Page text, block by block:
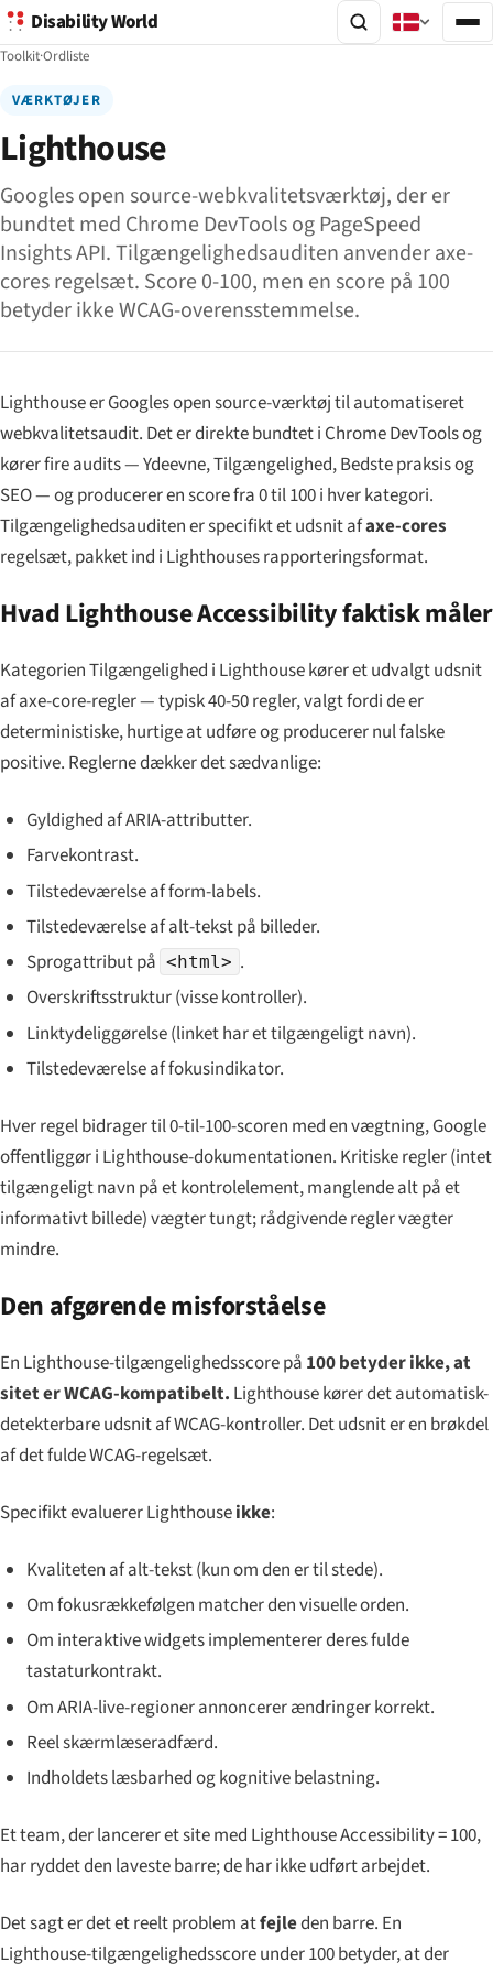
Disability World
Toolkit·Ordliste
VÆRKTØJER
Lighthouse
Googles open source-webkvalitetsværktøj, der er
bundtet med Chrome DevTools og PageSpeed
Insights API. Tilgængelighedsauditen anvender axe-
cores regelsæt. Score 0-100, men en score på 100
betyder ikke WCAG-overensstemmelse.
Lighthouse er Googles open source-værktøj til automatiseret
webkvalitetsaudit. Det er direkte bundtet i Chrome DevTools og
kører fire audits — Ydeevne, Tilgængelighed, Bedste praksis og
SEO — og producerer en score fra 0 til 100 i hver kategori.
Tilgængelighedsauditen er specifikt et udsnit afaxe-cores
regelsæt, pakket ind i Lighthouses rapporteringsformat.
Hvad Lighthouse Accessibility faktisk måler
Kategorien Tilgængelighed i Lighthouse kører et udvalgt udsnit
af axe-core-regler — typisk 40-50 regler, valgt fordi de er
deterministiske, hurtige at udføre og producerer nul falske
positive. Reglerne dækker det sædvanlige:
Gyldighed af ARIA-attributter.
Farvekontrast.
Tilstedeværelse af form-labels.
Tilstedeværelse af alt-tekst på billeder.
Sprogattribut på <html> .
Overskriftsstruktur (visse kontroller).
Linktydeliggørelse (linket har et tilgængeligt navn).
Tilstedeværelse af fokusindikator.
Hver regel bidrager til 0-til-100-scoren med en vægtning, Google
offentliggør i Lighthouse-dokumentationen. Kritiske regler (intet
tilgængeligt navn på et kontrolelement, manglende alt på et
informativt billede) vægter tungt; rådgivende regler vægter
mindre.
Den afgørende misforståelse
En Lighthouse-tilgængelighedsscore på 100 betyder ikke, at
sitet er WCAG-kompatibelt. Lighthouse kører detautomatisk-
detekterbareudsnit af WCAG-kontroller. Det udsnit er en brøkdel
af det fulde WCAG-regelsæt.
Specifikt evaluerer Lighthouseikke:
Kvaliteten af alt-tekst (kun om den er til stede).
Om fokusrækkefølgen matcher den visuelle orden.
Om interaktive widgets implementerer deres fulde
tastaturkontrakt.
Om ARIA-live-regioner annoncerer ændringer korrekt.
Reel skærmlæseradfærd.
Indholdets læsbarhed og kognitive belastning.
Et team, der lancerer et site med Lighthouse Accessibility = 100,
har ryddet den laveste barre; de har ikke udført arbejdet.
Det sagt er det et reelt problem atfejleden barre. En
Lighthouse-tilgængelighedsscore under 100 betyder, at der